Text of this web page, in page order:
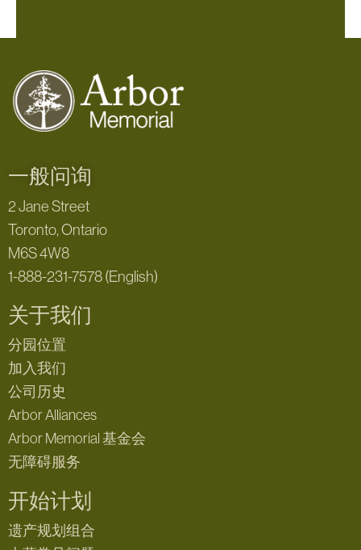
一般问询
2 Jane Street
Toronto, Ontario
M6S 4W8
1-888-231-7578 (English)
关于我们
分园位置
加入我们
公司历史
Arbor Alliances
Arbor Memorial 基金会
无障碍服务
开始计划
遗产规划组合